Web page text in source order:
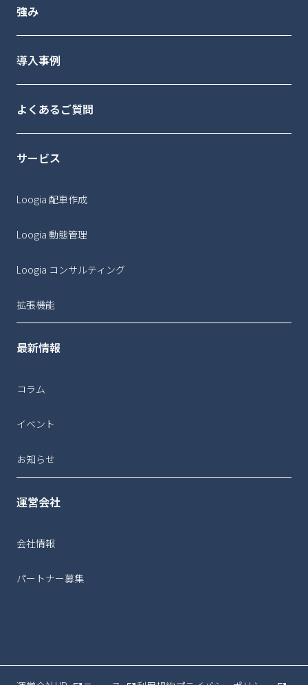
強み
導入事例
よくあるご質問
サービス
Loogia 配車作成
Loogia 動態管理
Loogia コンサルティング
拡張機能
最新情報
コラム
イベント
お知らせ
運営会社
会社情報
パートナー募集